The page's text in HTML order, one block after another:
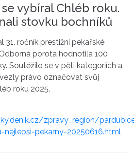
vybíral Chléb roku.
stovku bochníků
31. ročník prestižní pekařské
porota hodnotila 100
Soutěžilo se v pěti kategoriích a
právo označovat svůj
roku 2025.
zpravy_region/
pekarny-20250616.html